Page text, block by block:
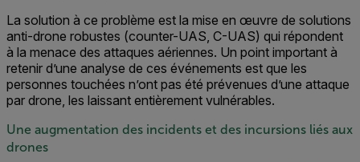
La solution à ce problème est la mise en œuvre de solutions
anti-drone robustes (counter-UAS, C-UAS) qui répondent
à la menace des attaques aériennes. Un point important à
retenir d’une analyse de ces événements est que les
personnes touchées n’ont pas été prévenues d’une attaque
par drone, les laissant entièrement vulnérables.
Une augmentation des incidents et des incursions liés aux
drones